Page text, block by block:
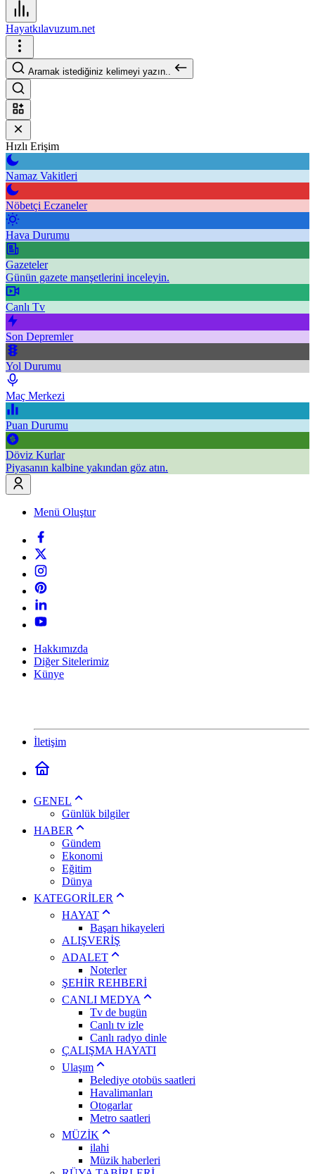
Hayatkılavuzum.net
Aramak istediğiniz kelimeyi yazın..
Hızlı Erişim
Namaz Vakitleri
Nöbetçi Eczaneler
Hava Durumu
Gazeteler
Günün gazete manşetlerini inceleyin.
Canlı Tv
Son Depremler
Yol Durumu
Maç Merkezi
Puan Durumu
Döviz Kurlar
Piyasanın kalbine yakından göz atın.
Menü Oluştur
Hakkımızda
Diğer Sitelerimiz
Künye
İletişim
GENEL
Günlük bilgiler
HABER
Gündem
Ekonomi
Eğitim
Dünya
KATEGORİLER
HAYAT
Başarı hikayeleri
ALIŞVERİŞ
ADALET
Noterler
ŞEHİR REHBERİ
CANLI MEDYA
Tv de bugün
Canlı tv izle
Canlı radyo dinle
ÇALIŞMA HAYATI
Ulaşım
Belediye otobüs saatleri
Havalimanları
Otogarlar
Metro saatleri
MÜZİK
ilahi
Müzik haberleri